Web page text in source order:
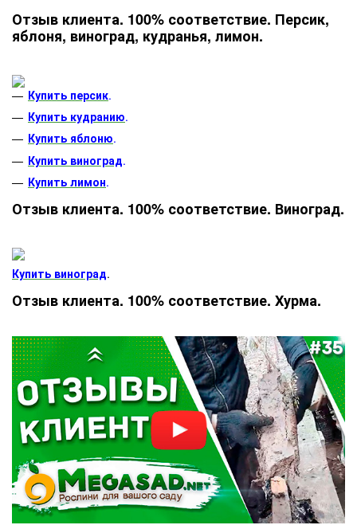
Отзыв клиента. 100% соответствие. Персик,
яблоня, виноград, кудранья, лимон.
Купить персик.
Купить кудранию.
Купить яблоню.
Купить виноград.
Купить лимон.
Отзыв клиента. 100% соответствие. Виноград.
Купить виноград.
Отзыв клиента. 100% соответствие. Хурма.